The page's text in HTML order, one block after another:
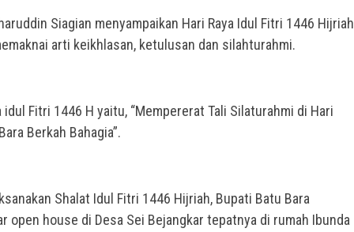
Siagian menyampaikan Hari Raya Idul Fitri 1446 Hijriah
arti keikhlasan, ketulusan dan silahturahmi.
Fitri 1446 H yaitu, “Mempererat Tali Silaturahmi di Hari
Berkah Bahagia”.
Shalat Idul Fitri 1446 Hijriah, Bupati Batu Bara
open house di Desa Sei Bejangkar tepatnya di rumah Ibunda